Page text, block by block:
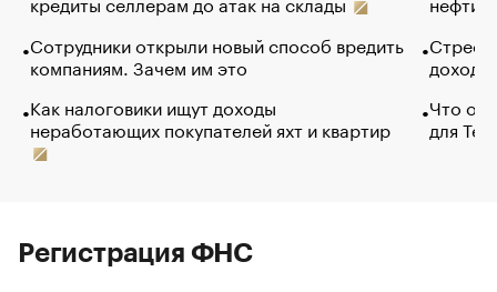
Сотрудники открыли новый способ вредить
компаниям. Зачем им это
Как налоговики ищут доходы
неработающих покупателей яхт и квартир
Что
для
Регистрация ФНС